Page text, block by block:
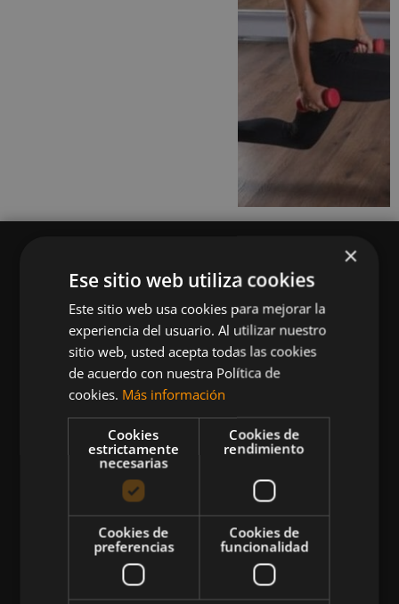
Queremos mantenerte al día en temas de
deportes, fitness, nutrición, salud, recetas
saludables y tecnología aplicada al deporte y la
vida sana.
CATEGORÍAS
Atletismo
×
Ese sitio web utiliza cookies
Este sitio web usa cookies para mejorar la
experiencia del usuario. Al utilizar nuestro
sitio web, usted acepta todas las cookies
de acuerdo con nuestra Política de
cookies. Más información
Cookies
estrictamente
necesarias
Cookies de
rendimiento
Cookies de
preferencias
Cookies de
funcionalidad